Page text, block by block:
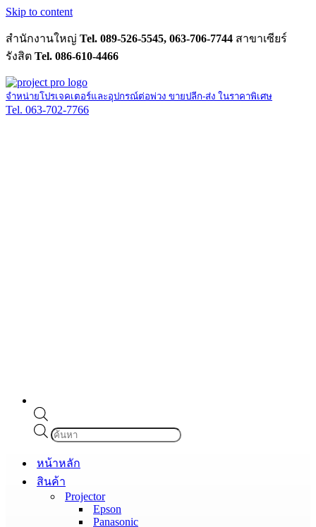
Skip to content
สำนักงานใหญ่ Tel. 089-526-5545, 063-706-7744 สาขาเซียร์
รังสิต Tel. 086-610-4466
จำหน่ายโปรเจคเตอร์และอุปกรณ์ต่อพ่วง ขายปลีก-ส่ง ในราคาพิเศษ
Tel. 063-702-7766
Products
search
หน้าหลัก
สินค้า
Projector
Epson
Panasonic